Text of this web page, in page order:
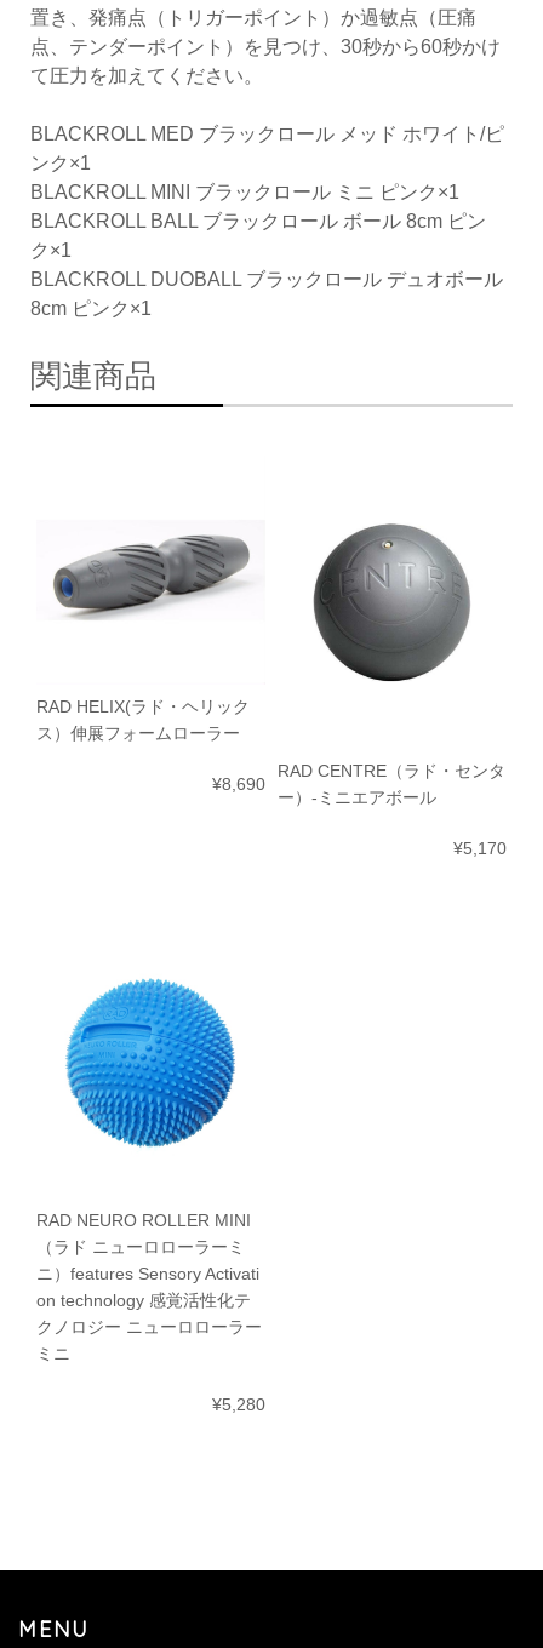
置き、発痛点（トリガーポイント）か過敏点（圧痛
点、テンダーポイント）を見つけ、30秒から60秒かけ
て圧力を加えてください。
BLACKROLL MED ブラックロール メッド ホワイト/ピ
ンク×1
BLACKROLL MINI ブラックロール ミニ ピンク×1
BLACKROLL BALL ブラックロール ボール 8cm ピン
ク×1
BLACKROLL DUOBALL ブラックロール デュオボール
8cm ピンク×1
関連商品
RAD HELIX(ラド・ヘリック
ス）伸展フォームローラー
¥8,690
RAD CENTRE（ラド・センタ
ー）-ミニエアボール
¥5,170
RAD NEURO ROLLER MINI
（ラド ニューロローラーミ
ニ）features Sensory Activati
on technology 感覚活性化テ
クノロジー ニューロローラー
ミニ
¥5,280
MENU